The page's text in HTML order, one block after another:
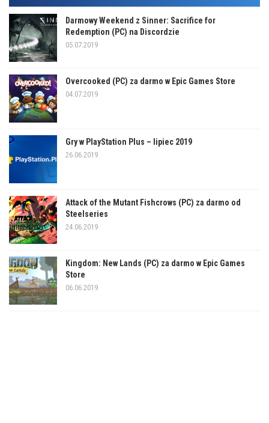
Darmowy Weekend z Sinner: Sacrifice for
Redemption (PC) na Discordzie
05.07.2019
Overcooked (PC) za darmo w Epic Games Store
04.07.2019
Gry w PlayStation Plus – lipiec 2019
26.06.2019
Attack of the Mutant Fishcrows (PC) za darmo od
Steelseries
24.06.2019
Kingdom: New Lands (PC) za darmo w Epic Games
Store
06.06.2019